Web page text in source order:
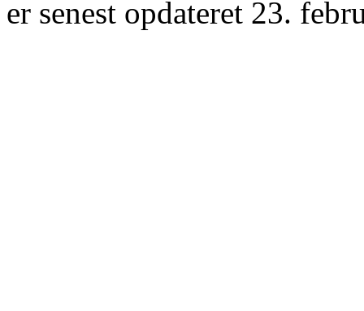
er senest opdateret 23.